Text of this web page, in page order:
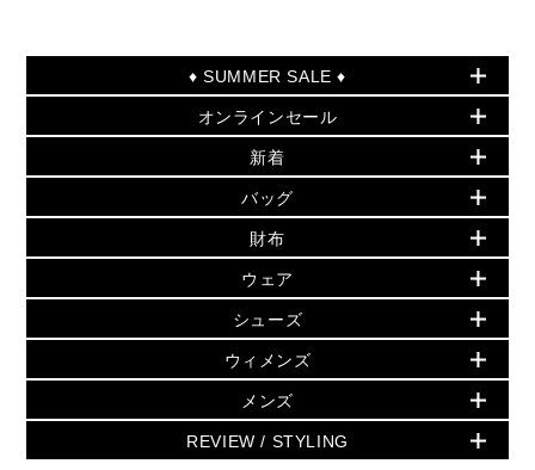
♦ SUMMER SALE ♦
セールおすすめアイテム
▶ ウィメンズ
バッグ
小物
シューズ・靴
ウェア
アクセサリー
時計
▶ メンズ
バッグ
オンラインセール
PRODUCT OF THE MONTH - 今月の特別価格
再値下げアイテム
追加アイテム
▶ ウィメンズすべて(ウェア・シューズ除く)
バッグ
財布・小物
ウェア
シューズ
時計・ジュエリー
新着
夏のスタイル
▶ すべて
▶ ウィメンズすべて
財布・小物
アクセサリー
フレグランス
シューズ
バッグ
人気の定番アイテム
日本限定 - バッグ
▶ ウィメンズすべて
トートバッグ
ショルダーバッグ
クロスボディ・斜め掛け
財布
日本限定 - 財布・小物
▶ ウィメンズすべて
GREENWICH
折り財布(二つ折り・三つ折り)
長財布
ウェア
▶ ウィメンズすべて
トップス
スカート・パンツ
ジャケット・アウター
シューズ
▶ ウィメンズすべて
サンダル
スニーカー
ウィメンズ
人気の定番アイテム
▶ ウィメンズすべて
メンズ
▶ メンズすべて
REVIEW / STYLING